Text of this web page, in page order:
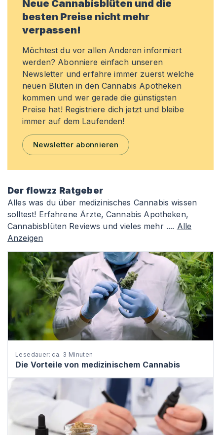
Neue Cannabisblüten und die
besten Preise nicht mehr
verpassen!
Möchtest du vor allen Anderen informiert
werden? Abonniere einfach unseren
Newsletter und erfahre immer zuerst welche
neuen Blüten in den Cannabis Apotheken
kommen und wer gerade die günstigsten
Preise hat! Registriere dich jetzt und bleibe
immer auf dem Laufenden!
Newsletter abonnieren
Der flowzz Ratgeber
Alles was du über medizinisches Cannabis wissen
solltest! Erfahrene Ärzte, Cannabis Apotheken,
Cannabisblüten Reviews und vieles mehr .... Alle
Anzeigen
Lesedauer: ca. 3 Minuten
Die Vorteile von medizinischem Cannabis